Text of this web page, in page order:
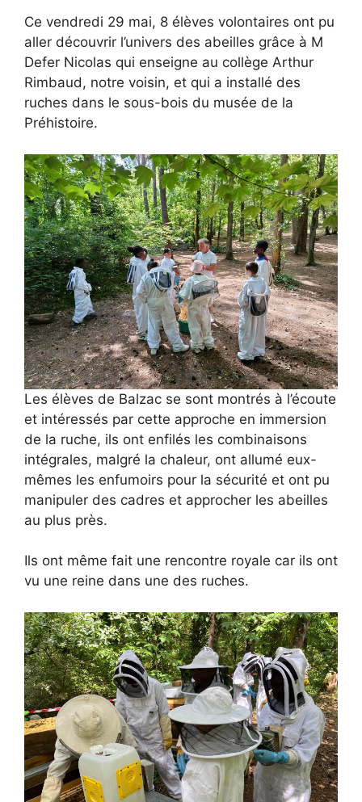
Ce vendredi 29 mai, 8 élèves volontaires ont pu
aller découvrir l’univers des abeilles grâce à M
Defer Nicolas qui enseigne au collège Arthur
Rimbaud, notre voisin, et qui a installé des
ruches dans le sous-bois du musée de la
Préhistoire.
Les élèves de Balzac se sont montrés à l’écoute
et intéressés par cette approche en immersion
de la ruche, ils ont enfilés les combinaisons
intégrales, malgré la chaleur, ont allumé eux-
mêmes les enfumoirs pour la sécurité et ont pu
manipuler des cadres et approcher les abeilles
au plus près.
Ils ont même fait une rencontre royale car ils ont
vu une reine dans une des ruches.